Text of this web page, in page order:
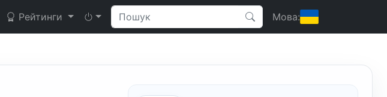
Рейтинги Мова: